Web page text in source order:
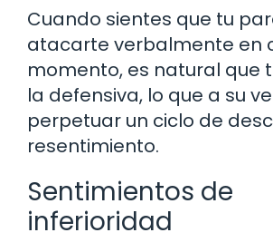
Cuando sientes que tu
atacarte verbalmente en
momento, es natural que
la defensiva, lo que a su
perpetuar un ciclo de
resentimiento.
Sentimientos de
inferioridad